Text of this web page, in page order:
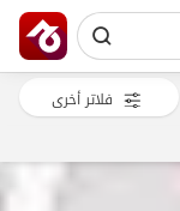
فلاتر أخرى